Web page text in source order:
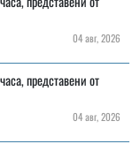
04 авг, 2026
представени от
04 авг, 2026